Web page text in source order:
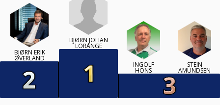
BJØRN ERIK
ØVERLAND
BJØRN JOHAN
LORANGE
INGOLF
HÖNS
STEIN
AMUNDSEN